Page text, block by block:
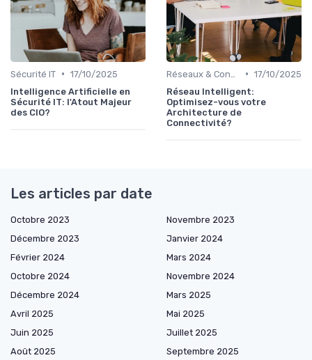
Sécurité IT • 17/10/2025
Intelligence Artificielle en
Sécurité IT: l'Atout Majeur
des CIO?
• 17/10/2025
Réseau Intelligent:
Optimisez-vous votre
Architecture de
Connectivité?
Les articles par date
Octobre 2023
Novembre 2023
Décembre 2023
Janvier 2024
Février 2024
Mars 2024
Octobre 2024
Novembre 2024
Décembre 2024
Mars 2025
Avril 2025
Mai 2025
Juin 2025
Juillet 2025
Août 2025
Septembre 2025